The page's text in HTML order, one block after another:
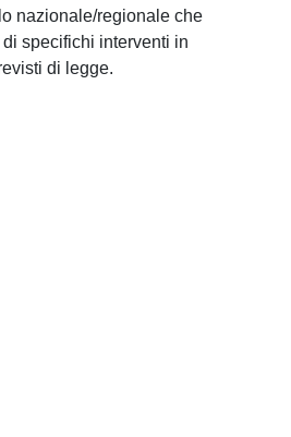
nazionale/regionale che
specifichi interventi in
di legge.